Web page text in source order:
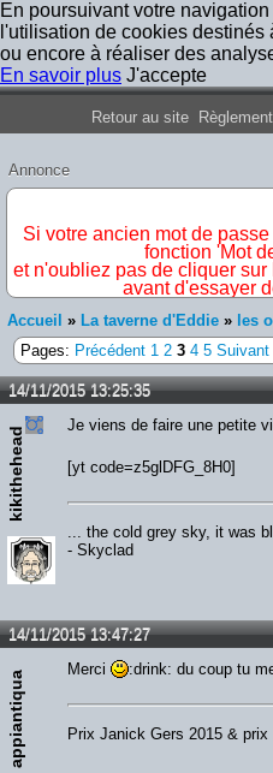
En poursuivant votre
l'utilisation de cookies
ou encore à réaliser des
En savoir plus J'accepte
Forum Iron
Retour au site Règlement
Annonce
Si votre ancien mot de
fonction 'Mot
et n'oubliez pas de cliquer
avant d'essayer
Accueil » La taverne d'Eddie » les
Pages: Précédent 1 2 3 4 5 Suivant
14/11/2015 13:25:35
kikithehead
Je viens de faire une petite
[yt code=z5glDFG_8H0]
... the cold grey sky, it was
- Skyclad
14/11/2015 13:47:27
appiantiqua
Merci :drink: du coup tu
Prix Janick Gers 2015 & prix